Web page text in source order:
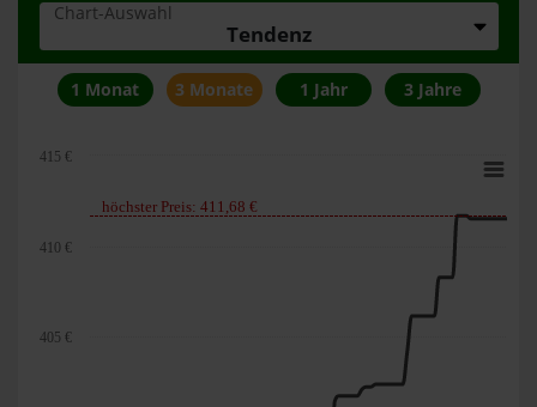
Chart-Auswahl
Tendenz
1 Monat 3 Monate 1 Jahr 3 Jahre
höchster Preis: 411,68 €
405 €
410 €
415 €